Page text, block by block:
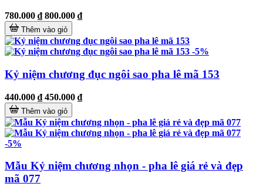
780.000 ₫800.000 ₫
Thêm vào giỏ
-5%
Kỷ niệm chương đục ngôi sao pha lê mã 153
440.000 ₫450.000 ₫
Thêm vào giỏ
-5%
Mẫu Kỷ niệm chương nhọn - pha lê giá rẻ và đẹp
mã 077